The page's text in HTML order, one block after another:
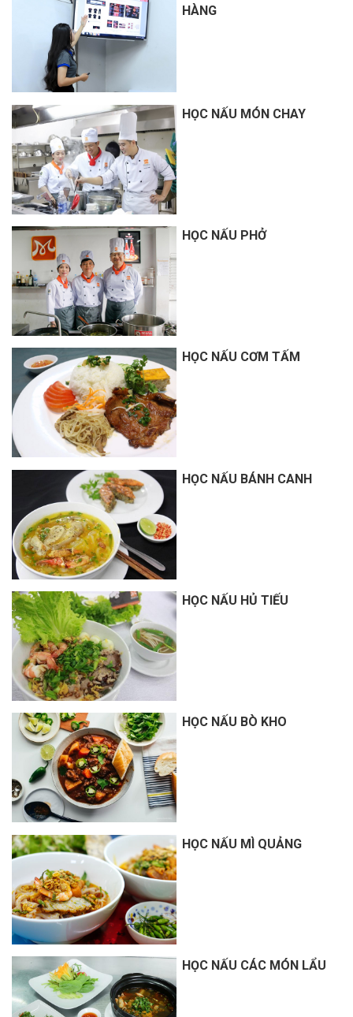
HÀNG
HỌC NẤU MÓN CHAY
HỌC NẤU PHỞ
HỌC NẤU CƠM TẤM
HỌC NẤU BÁNH CANH
HỌC NẤU HỦ TIẾU
HỌC NẤU BÒ KHO
HỌC NẤU MÌ QUẢNG
HỌC NẤU CÁC MÓN LẨU